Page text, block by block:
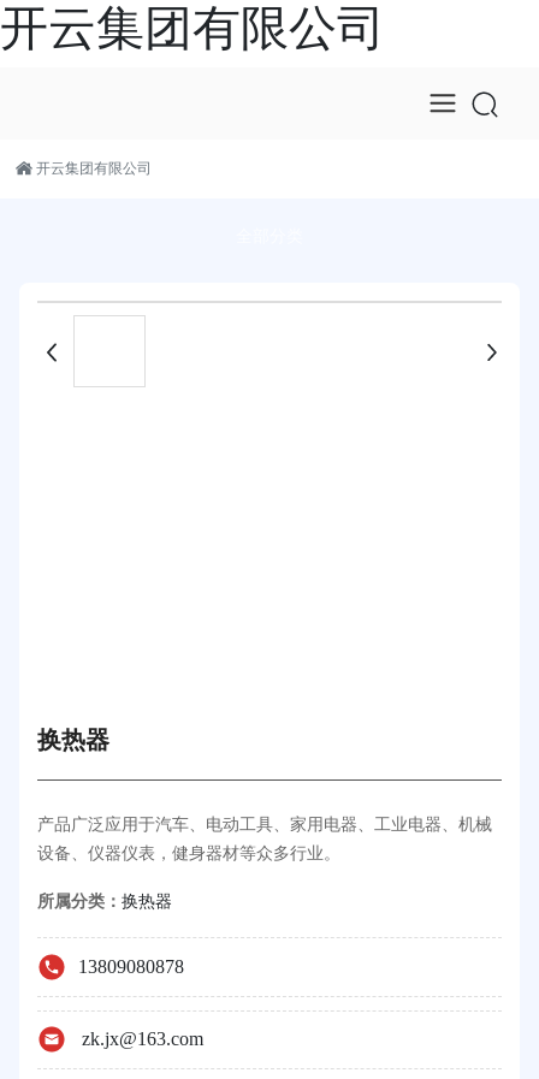
开云集团有限公司
开云集团有限公司
换热器
产品广泛应用于汽车、电动工具、家用电器、工业电器、机械
设备、仪器仪表，健身器材等众多行业。
所属分类： 换热器
13809080878
zk.jx@163.com